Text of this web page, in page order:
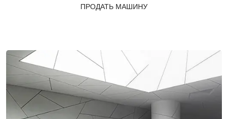
ПРОДАТЬ МАШИНУ